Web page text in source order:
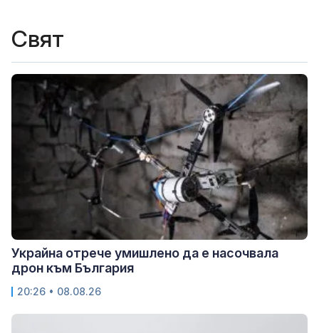
Свят
Украйна отрече умишлено да е насочвала
дрон към България
20:26 • 08.08.26